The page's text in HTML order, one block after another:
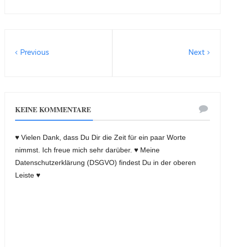
Next
Previous
KEINE KOMMENTARE
♥ Vielen Dank, dass Du Dir die Zeit für ein paar Worte
nimmst. Ich freue mich sehr darüber. ♥ Meine
Datenschutzerklärung (DSGVO) findest Du in der oberen
Leiste ♥